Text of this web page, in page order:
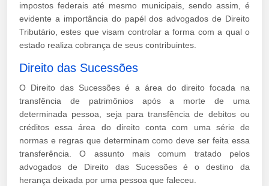
impostos federais até mesmo municipais, sendo assim, é
evidente a importância do papél dos advogados de Direito
Tributário, estes que visam controlar a forma com a qual o
estado realiza cobrança de seus contribuintes.
Direito das Sucessões
O Direito das Sucessões é a área do direito focada na
transfência de patrimônios após a morte de uma
determinada pessoa, seja para transfência de debitos ou
créditos essa área do direito conta com uma série de
normas e regras que determinam como deve ser feita essa
transferência. O assunto mais comum tratado pelos
advogados de Direito das Sucessões é o destino da
herança deixada por uma pessoa que faleceu.